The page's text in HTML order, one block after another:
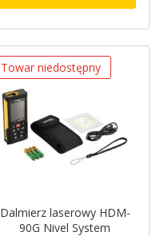
Towar niedostępny
Dalmierz laserowy HDM-
90G Nivel System